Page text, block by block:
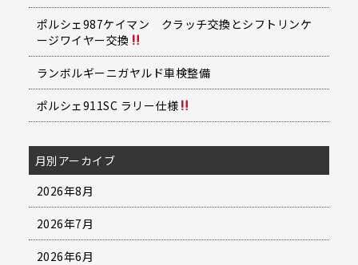
ポルシェ987ケイマン クラッチ交換とシフトリンケ
ージワイヤー交換
ランボルギーニガヤルド車検整備
ポルシェ911SC ラリー仕様
月別アーカイブ
2026年8月
2026年7月
2026年6月